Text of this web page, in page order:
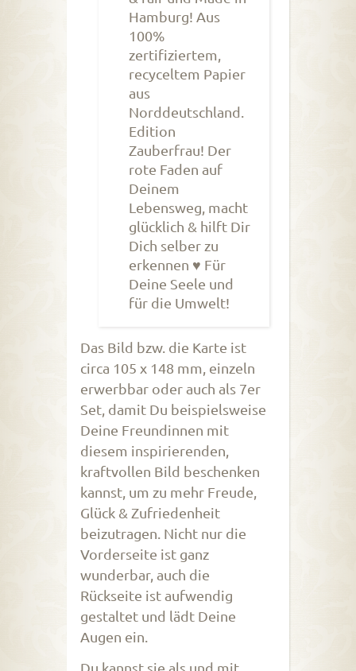
Hamburg! Aus
100%
zertifiziertem,
recyceltem Papier
aus
Norddeutschland.
Edition
Zauberfrau! Der
rote Faden auf
Deinem
Lebensweg, macht
glücklich & hilft Dir
Dich selber zu
erkennen ♥ Für
Deine Seele und
für die Umwelt!
Das Bild bzw. die Karte ist
circa 105 x 148 mm, einzeln
erwerbbar oder auch als 7er
Set, damit Du beispielsweise
Deine Freundinnen mit
diesem inspirierenden,
kraftvollen Bild beschenken
kannst, um zu mehr Freude,
Glück & Zufriedenheit
beizutragen. Nicht nur die
Vorderseite ist ganz
wunderbar, auch die
Rückseite ist aufwendig
gestaltet und lädt Deine
Augen ein.
Du kannst sie als und mit